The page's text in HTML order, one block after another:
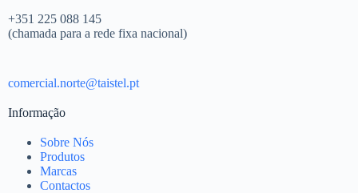
+351 225 088 145
(chamada para a rede fixa nacional)
comercial.norte@taistel.pt
Informação
Sobre Nós
Produtos
Marcas
Contactos